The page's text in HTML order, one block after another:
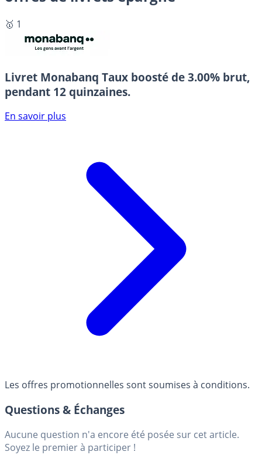
🥇 1
Livret Monabanq Taux boosté de 3.00% brut,
pendant 12 quinzaines.
En savoir plus
Les offres promotionnelles sont soumises à conditions.
Questions & Échanges
Aucune question n'a encore été posée sur cet article.
Soyez le premier à participer !